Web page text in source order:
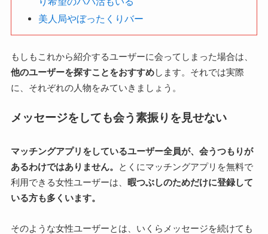
美人局やぼったくりバー
もしもこれから紹介するユーザーに会ってしまった場合は、
他のユーザーを探すことをおすすめします。それでは実際
に、それぞれの人物をみていきましょう。
メッセージをしても会う素振りを見せない
マッチングアプリをしているユーザー全員が、会うつもりが
あるわけではありません。
とくにマッチングアプリを無料で
利用できる女性ユーザーは、 暇つぶしのためだけに登録して
いる方も多くいます。
そのような女性ユーザーとは、いくらメッセージを続けても